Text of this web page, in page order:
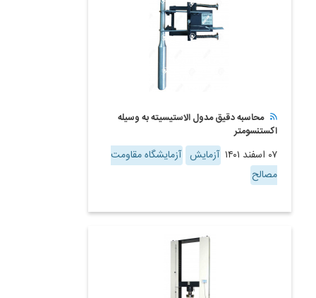
محاسبه دقیق مدول الاستیسیته به وسیله
اکستنسومتر
۰۷ اسفند ۱۴۰۱ آزمایش آزمایشگاه مقاومت
مصالح